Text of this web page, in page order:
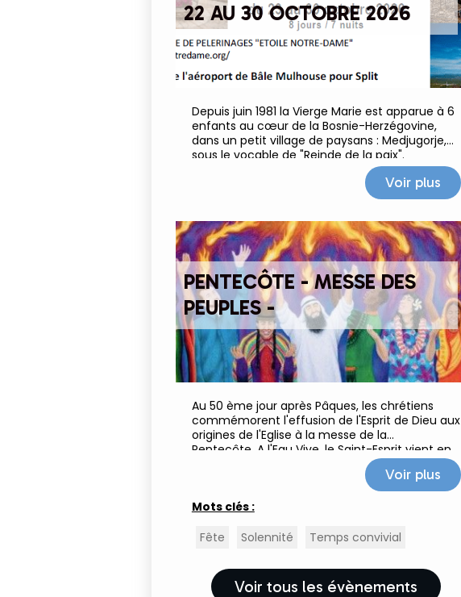
22 AU 30 OCTOBRE 2026
Depuis juin 1981 la Vierge Marie est apparue à 6
enfants au cœur de la Bosnie-Herzégovine,
dans un petit village de paysans : Medjugorje,
sous le vocable de "Reinde de la paix".
Voir plus
PENTECÔTE - MESSE DES
PEUPLES -
Au 50 ème jour après Pâques, les chrétiens
commémorent l'effusion de l'Esprit de Dieu aux
origines de l'Eglise à la messe de la
Pentecôte. A l'Eau Vive, le Saint-Esprit vient en
profusion et pour tous les peuples 🌿🌎🔥 ! En
Voir plus
Mots clés :
Fête
Solennité Temps convivial
Voir tous les évènements